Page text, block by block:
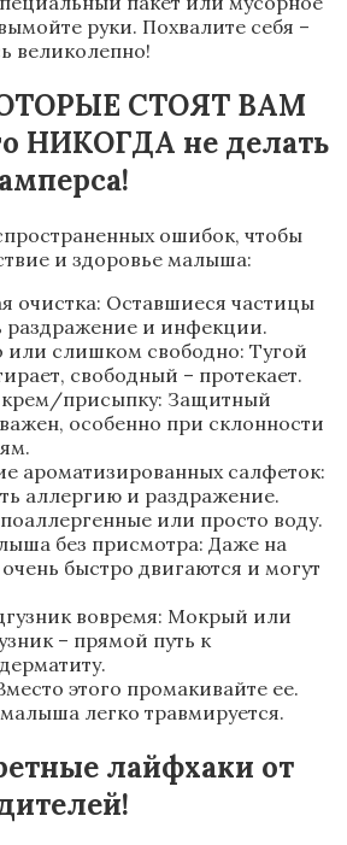
руки. Похвалите себя –
великолепно!
СТОЯТ ВАМ
НИКОГДА не делать
ошибок, чтобы
и здоровье малыша:
очистка: Оставшиеся частицы
раздражение и инфекции.
или слишком свободно: Тугой
свободный – протекает.
крем/присыпку: Защитный
особенно при склонности
ароматизированных салфеток:
аллергию и раздражение.
или просто воду.
без присмотра: Даже на
быстро двигаются и могут
вовремя: Мокрый или
– прямой путь к
этого промакивайте ее.
легко травмируется.
лайфхаки от